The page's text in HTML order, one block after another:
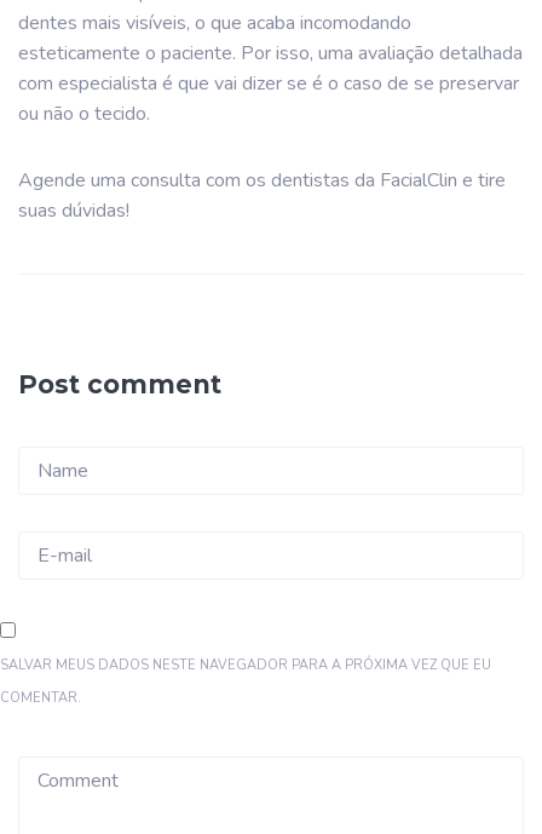
dentes mais visíveis, o que acaba incomodando
esteticamente o paciente. Por isso, uma avaliação detalhada
com especialista é que vai dizer se é o caso de se preservar
ou não o tecido.
Agende uma consulta com os dentistas da FacialClin e tire
suas dúvidas!
Post comment
SALVAR MEUS DADOS NESTE NAVEGADOR PARA A PRÓXIMA VEZ QUE EU
COMENTAR.